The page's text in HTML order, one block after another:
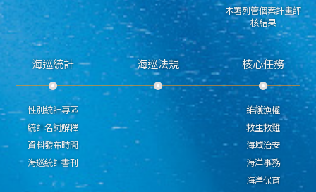
本署列管個案計畫評
核結果
海巡統計
性別統計專區
統計名詞解釋
資料發布時間
海巡統計書刊
海巡法規 核心任務
維護漁權
救生救難
海域治安
海洋事務
海洋保育